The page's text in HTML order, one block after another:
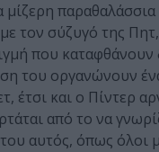
μίζερη
τον σύζυγό της
που
του οργανώνουν
και ο Πίντερ
από το να
αυτός, όπως όλοι